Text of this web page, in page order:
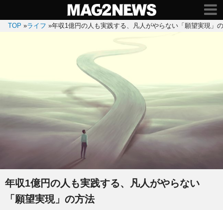
TOP »ライフ »年収1億円の人も実践する、凡人がやらない「願望実現」
年収1億円の人も実践する、凡人がやらない
「願望実現」の方法